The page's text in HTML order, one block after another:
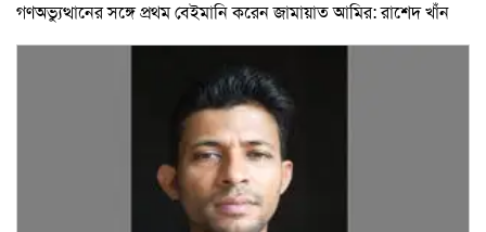
গণঅভ্যুত্থানের সঙ্গে প্রথম বেইমানি করেন জামায়াত আমির: রাশেদ খাঁন